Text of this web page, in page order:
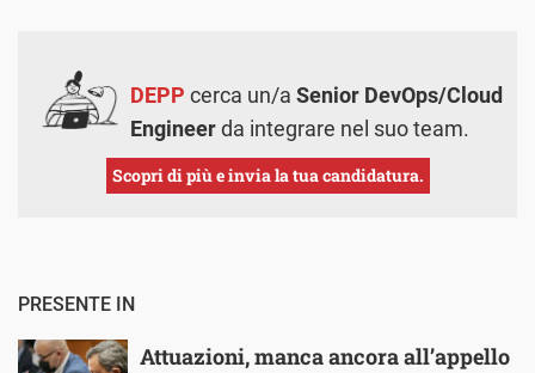
DEPP cerca un/a Senior DevOps/Cloud
Engineerda integrare nel suo team.
Scopri di più e invia la tua candidatura.
PRESENTE IN
Attuazioni, manca ancora all’appello